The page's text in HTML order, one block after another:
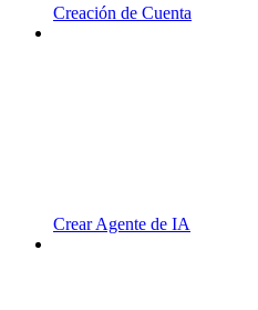
Creación de Cuenta
Crear Agente de IA